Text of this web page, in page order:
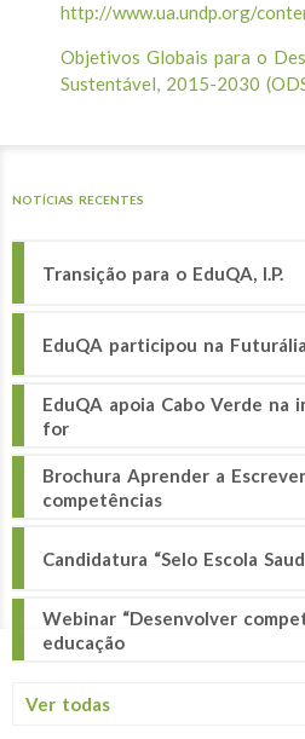
http://www.ua.undp.org/
Objetivos Globais para o
Sustentável, 2015-2030
NOTÍCIAS RECENTES
Transição para o EduQA, I.P.
EduQA participou na
EduQA apoia Cabo Verde na
for
Brochura Aprender a
competências
Candidatura “Selo Escola
Webinar “Desenvolver
educação
Ver todas